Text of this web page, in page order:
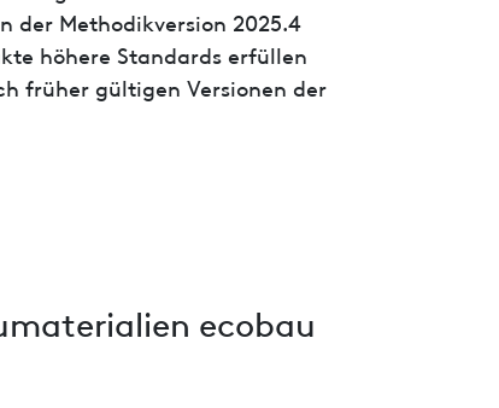
der Methodikversion 2025.4
höhere Standards erfüllen
früher gültigen Versionen der
ecobau